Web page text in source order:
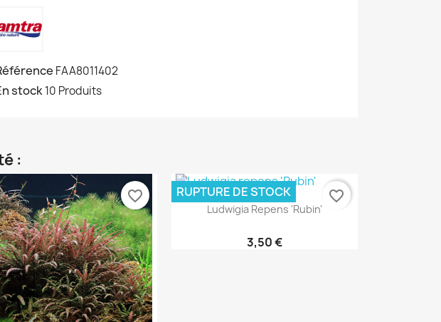
FAA8011402
stock10 Produits
:
favorite_border Aperçu rapide
Ludwigia Repens 'Rubin'
3,50 €
RUPTURE DE STOCK favorite_border